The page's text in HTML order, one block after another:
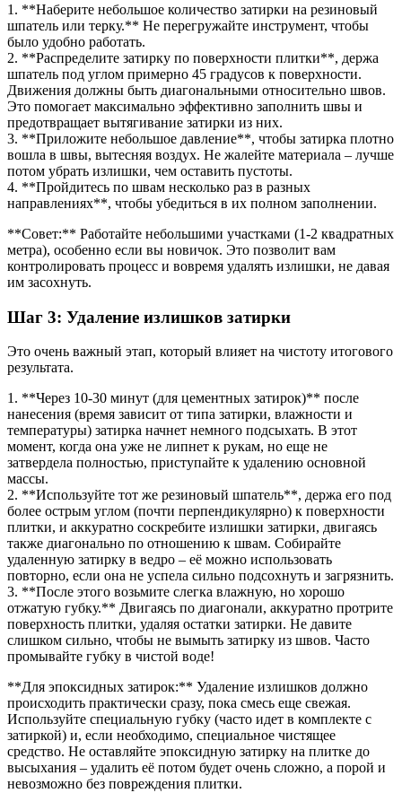
1. **Наберите небольшое количество затирки на резиновый
шпатель или терку.** Не перегружайте инструмент, чтобы
было удобно работать.
2. **Распределите затирку по поверхности плитки**, держа
шпатель под углом примерно 45 градусов к поверхности.
Движения должны быть диагональными относительно швов.
Это помогает максимально эффективно заполнить швы и
предотвращает вытягивание затирки из них.
3. **Приложите небольшое давление**, чтобы затирка плотно
вошла в швы, вытесняя воздух. Не жалейте материала – лучше
потом убрать излишки, чем оставить пустоты.
4. **Пройдитесь по швам несколько раз в разных
направлениях**, чтобы убедиться в их полном заполнении.
**Совет:** Работайте небольшими участками (1-2 квадратных
метра), особенно если вы новичок. Это позволит вам
контролировать процесс и вовремя удалять излишки, не давая
им засохнуть.
Шаг 3: Удаление излишков затирки
Это очень важный этап, который влияет на чистоту итогового
результата.
1. **Через 10-30 минут (для цементных затирок)** после
нанесения (время зависит от типа затирки, влажности и
температуры) затирка начнет немного подсыхать. В этот
момент, когда она уже не липнет к рукам, но еще не
затвердела полностью, приступайте к удалению основной
массы.
2. **Используйте тот же резиновый шпатель**, держа его под
более острым углом (почти перпендикулярно) к поверхности
плитки, и аккуратно соскребите излишки затирки, двигаясь
также диагонально по отношению к швам. Собирайте
удаленную затирку в ведро – её можно использовать
повторно, если она не успела сильно подсохнуть и загрязнить.
3. **После этого возьмите слегка влажную, но хорошо
отжатую губку.** Двигаясь по диагонали, аккуратно протрите
поверхность плитки, удаляя остатки затирки. Не давите
слишком сильно, чтобы не вымыть затирку из швов. Часто
промывайте губку в чистой воде!
**Для эпоксидных затирок:** Удаление излишков должно
происходить практически сразу, пока смесь еще свежая.
Используйте специальную губку (часто идет в комплекте с
затиркой) и, если необходимо, специальное чистящее
средство. Не оставляйте эпоксидную затирку на плитке до
высыхания – удалить её потом будет очень сложно, а порой и
невозможно без повреждения плитки.